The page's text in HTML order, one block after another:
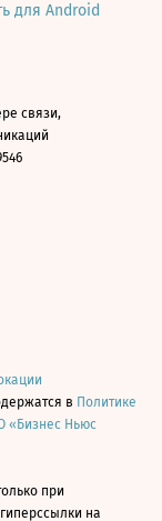
для Android
связи,
в Политике
«Бизнес Ньюс
при
на